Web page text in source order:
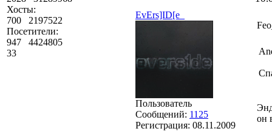
Хосты:
700
2197522
Посетители:
947
4424805
33
EvErs]ID[e_
Пользователь
Сообщений: 1125
Регистрация: 08.11.2009
он